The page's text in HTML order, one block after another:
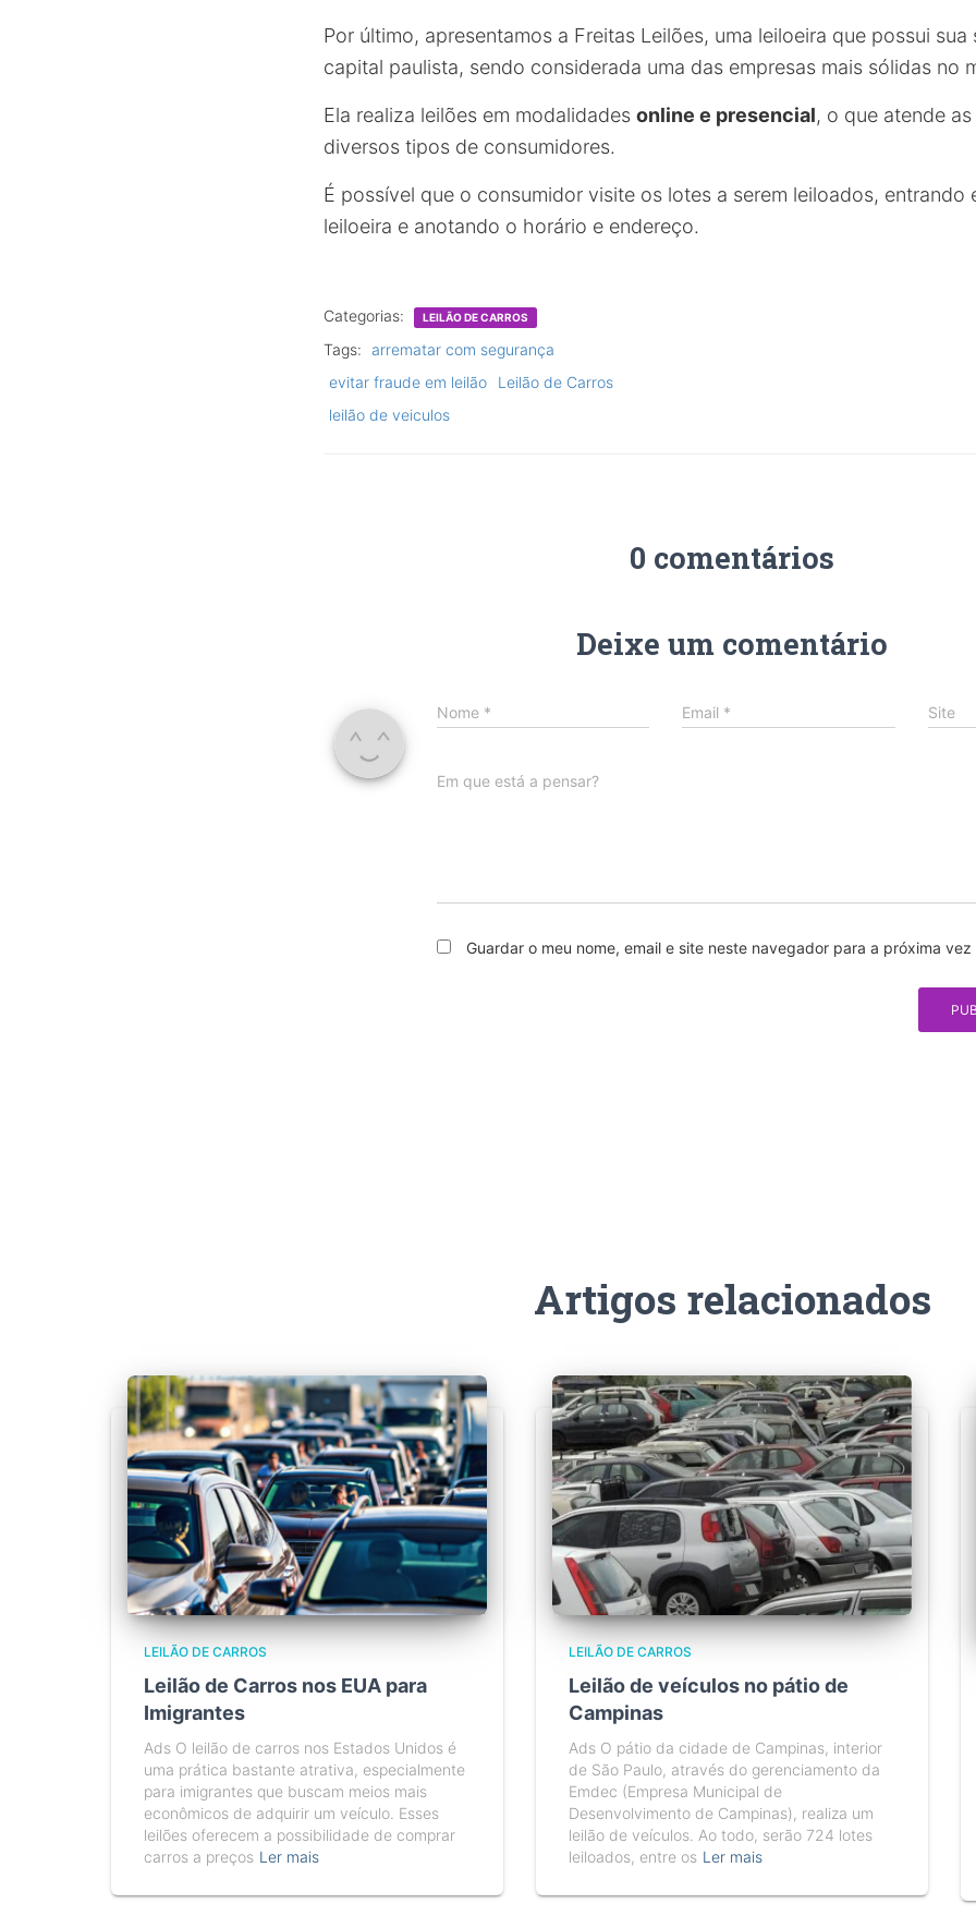
Por último, apresentamos a Freitas Leilões, uma leiloeira que possui
capital paulista, sendo considerada uma das empresas mais sólidas no
Ela realiza leilões em modalidades online e presencial, o que atende
diversos tipos de consumidores.
É possível que o consumidor visite os lotes a serem leiloados, entrando
leiloeira e anotando o horário e endereço.
Categorias: LEILÃO DE CARROS
Tags: arrematar com segurança
evitar fraude em leilão
Leilão de Carros
leilão de veiculos
0 comentários
Deixe um comentário
Nome * Email * Site
Em que está a pensar?
Guardar o meu nome, email e site neste navegador para a próxima
Artigos relacionados
LEILÃO DE CARROS
Leilão de Carros nos EUA para
Imigrantes
Ads O leilão de carros nos Estados Unidos é
uma prática bastante atrativa, especialmente
para imigrantes que buscam meios mais
econômicos de adquirir um veículo. Esses
leilões oferecem a possibilidade de comprar
carros a preços Ler mais
LEILÃO DE CARROS
Leilão de veículos no pátio de
Campinas
Ads O pátio da cidade de Campinas, interior
de São Paulo, através do gerenciamento da
Emdec (Empresa Municipal de
Desenvolvimento de Campinas), realiza um
leilão de veículos. Ao todo, serão 724 lotes
leiloados, entre os Ler mais